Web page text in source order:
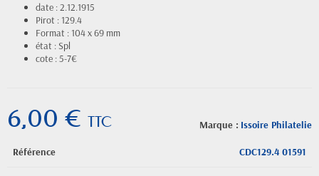
date : 2.12.1915
Pirot : 129.4
Format : 104 x 69 mm
état : Spl
cote : 5-7€
Marque : Issoire Philatelie
6,00 € TTC
Référence CDC129.4 01591